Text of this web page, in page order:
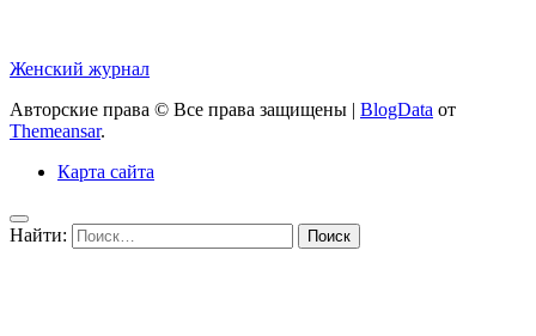
Женский журнал
Авторские права © Все права защищены | BlogData от
Themeansar.
Карта сайта
Найти: